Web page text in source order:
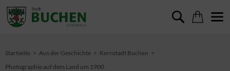
Startseite Aus der Geschichte
Kernstadt Buchen
Photographie auf dem Land um 1900